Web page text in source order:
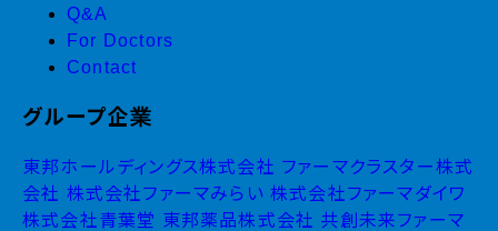
Q&A
For Doctors
Contact
グループ企業
東邦ホールディングス株式会社 ファーマクラスター株式
会社 株式会社ファーマみらい 株式会社ファーマダイワ
株式会社青葉堂 東邦薬品株式会社 共創未来ファーマ